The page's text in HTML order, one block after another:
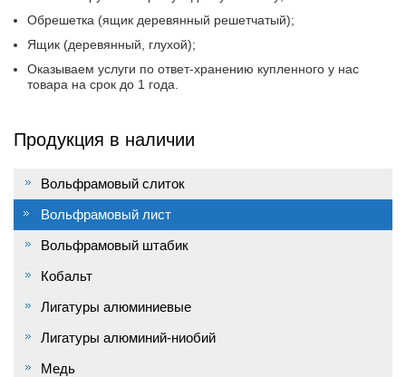
Обрешетка (ящик деревянный решетчатый);
Ящик (деревянный, глухой);
Оказываем услуги по ответ-хранению купленного у нас
товара на срок до 1 года.
Продукция в наличии
Вольфрамовый слиток
Вольфрамовый лист
Вольфрамовый штабик
Кобальт
Лигатуры алюминиевые
Лигатуры алюминий-ниобий
Медь